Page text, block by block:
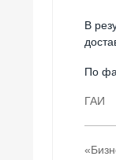
В
По
ГАИ